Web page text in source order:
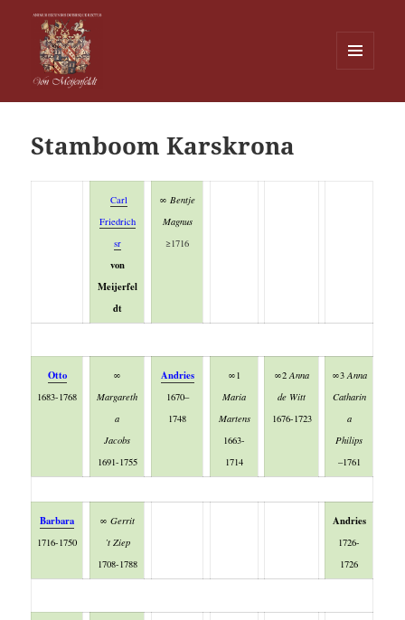
WIDGETS
Stamboom Karskrona
Carl
Friedrich
sr
von
Meijerfel
dt
∞ Bentje
Magnus
≥1716
Otto
1683-1768
∞
Margareth
a
Jacobs
1691-1755
Andries
1670–
1748
∞1
Maria
Martens
1663-
1714
∞2Anna
de Witt
1676-1723
∞3Anna
Catharin
a
Philips
–1761
Barbara
1716-1750
∞ Gerrit
’t Ziep
1708-1788
Andries
1726-
1726